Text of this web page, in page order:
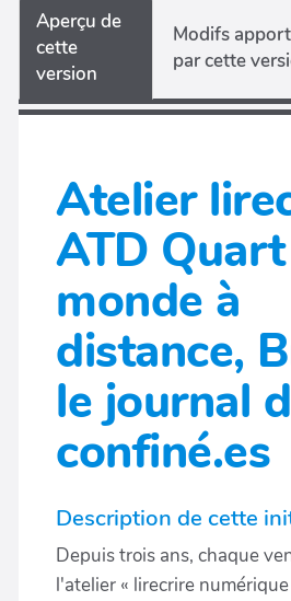
Aperçu de
cette
version
Modifs
par cette
Atelier
ATD Quart
monde à
distance,
le journal
confiné.es
Description de cette
Depuis trois ans, chaque
l'atelier « lirecrire